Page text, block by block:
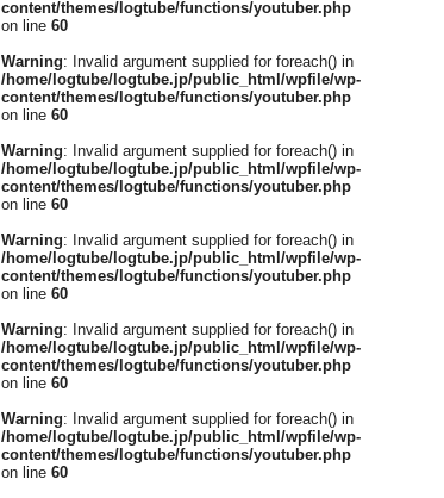
content/themes/logtube/functions/youtuber.php
on line 60
Warning: Invalid argument supplied for foreach() in
/home/logtube/logtube.jp/public_html/wpfile/wp-
content/themes/logtube/functions/youtuber.php
on line 60
Warning: Invalid argument supplied for foreach() in
/home/logtube/logtube.jp/public_html/wpfile/wp-
content/themes/logtube/functions/youtuber.php
on line 60
Warning: Invalid argument supplied for foreach() in
/home/logtube/logtube.jp/public_html/wpfile/wp-
content/themes/logtube/functions/youtuber.php
on line 60
Warning: Invalid argument supplied for foreach() in
/home/logtube/logtube.jp/public_html/wpfile/wp-
content/themes/logtube/functions/youtuber.php
on line 60
Warning: Invalid argument supplied for foreach() in
/home/logtube/logtube.jp/public_html/wpfile/wp-
content/themes/logtube/functions/youtuber.php
on line 60